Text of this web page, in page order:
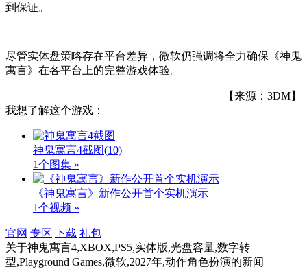
到保证。
尽管实体盘策略存在平台差异，微软仍强调将全力确保《神鬼
寓言》在各平台上的完整游戏体验。
【来源：3DM】
我想了解这个游戏：
神鬼寓言4截图(10)
1个图集 »
《神鬼寓言》新作公开首个实机演示
1个视频 »
官网 专区 下载 礼包
关于神鬼寓言4,XBOX,PS5,实体版,光盘容量,数字转
型,Playground Games,微软,2027年,动作角色扮演的新闻